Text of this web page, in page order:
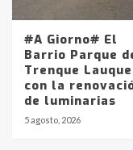
#A Giorno# El
Barrio Parque
Trenque
con la
de luminarias
5 agosto, 2026